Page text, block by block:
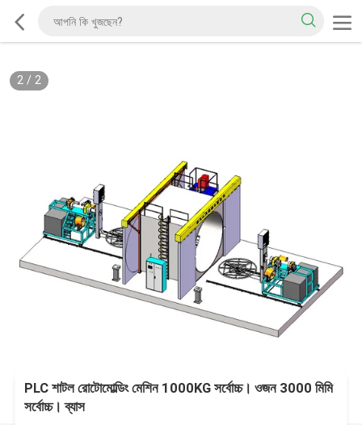
2/ 2
PLC শাটল রোটোমোল্ডিং মেশিন 1000KG সর্বোচ্চ। ওজন 3000 মিমি
সর্বোচ্চ। ব্যাস